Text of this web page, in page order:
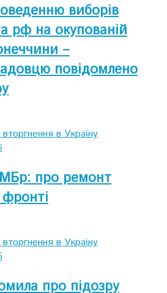
виборів
рф на окупованій
–
повідомлено
в Україну
про ремонт
фронті
в Україну
про підозру